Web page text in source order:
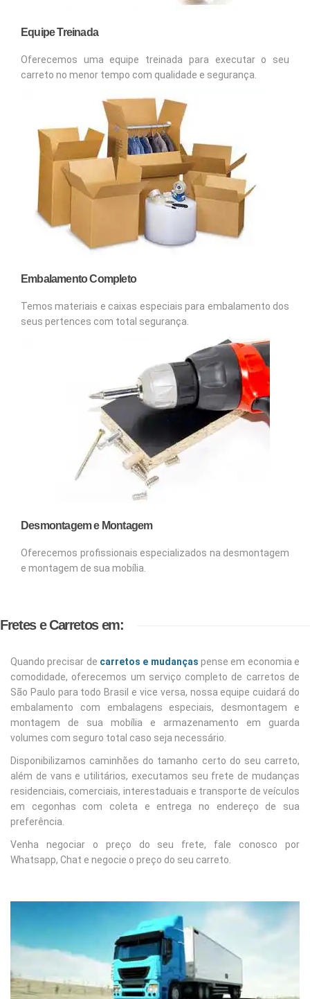
Equipe Treinada
Oferecemos uma equipe treinada para executar o seu
carreto no menor tempo com qualidade e segurança.
Embalamento Completo
Temos materiais e caixas especiais para embalamento dos
seus pertences com total segurança.
Desmontagem e Montagem
Oferecemos profissionais especializados na desmontagem
e montagem de sua mobília.
Fretes e Carretos em:
Quando precisar de carretos e mudanças pense em economia e
comodidade, oferecemos um serviço completo de carretos de
São Paulo para todo Brasil e vice versa, nossa equipe cuidará do
embalamento com embalagens especiais, desmontagem e
montagem de sua mobília e armazenamento em guarda
volumes com seguro total caso seja necessário.
Disponibilizamos caminhões do tamanho certo do seu carreto,
além de vans e utilitários, executamos seu frete de mudanças
residenciais, comerciais, interestaduais e transporte de veículos
em cegonhas com coleta e entrega no endereço de sua
preferência.
Venha negociar o preço do seu frete, fale conosco por
Whatsapp, Chat e negocie o preço do seu carreto.